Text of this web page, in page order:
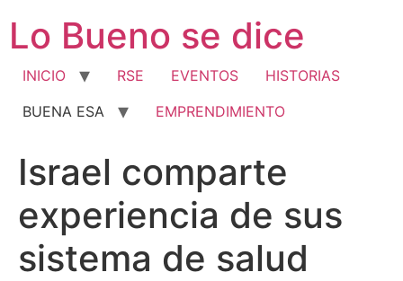
contenido
Lo Bueno se dice
INICIO RSE EVENTOS
HISTORIAS
BUENA ESA
EMPRENDIMIENTO
Israel comparte
experiencia de sus
sistema de salud